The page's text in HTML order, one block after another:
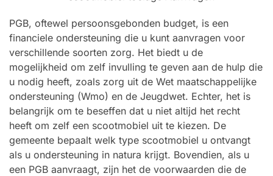
PGB, oftewel persoonsgebonden budget, is een
financiele ondersteuning die u kunt aanvragen voor
verschillende soorten zorg. Het biedt u de
mogelijkheid om zelf invulling te geven aan de hulp die
u nodig heeft, zoals zorg uit de Wet maatschappelijke
ondersteuning (Wmo) en de Jeugdwet. Echter, het is
belangrijk om te beseffen dat u niet altijd het recht
heeft om zelf een scootmobiel uit te kiezen. De
gemeente bepaalt welk type scootmobiel u ontvangt
als u ondersteuning in natura krijgt. Bovendien, als u
een PGB aanvraagt, zijn het de voorwaarden die de